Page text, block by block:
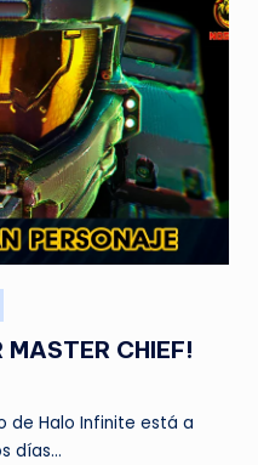
MASTER CHIEF!
de Halo Infinite está a
días…